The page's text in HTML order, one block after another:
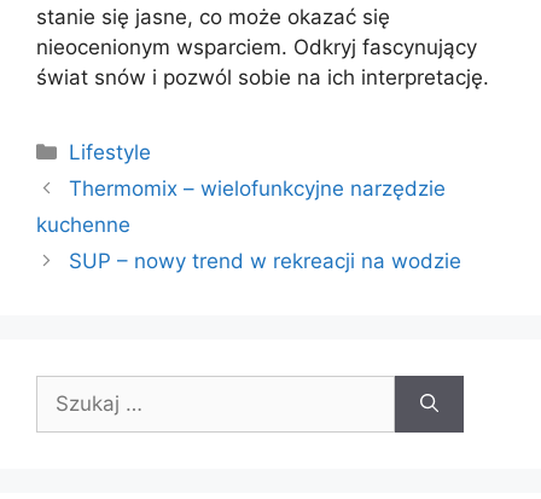
stanie się jasne, co może okazać się
nieocenionym wsparciem. Odkryj fascynujący
świat snów i pozwól sobie na ich interpretację.
Kategorie
Lifestyle
Thermomix – wielofunkcyjne narzędzie
kuchenne
SUP – nowy trend w rekreacji na wodzie
Szukaj: